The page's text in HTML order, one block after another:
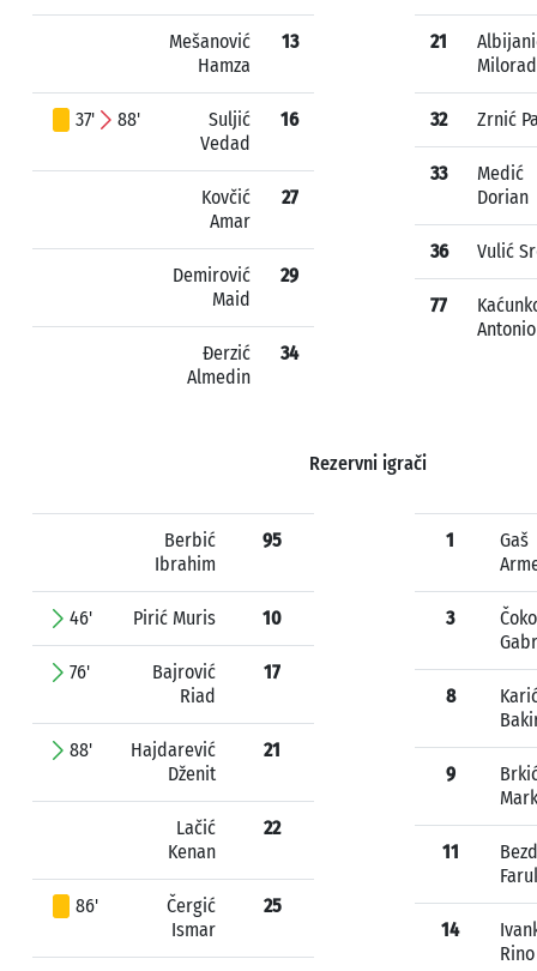
Mešanović
Hamza
13
37' 88'
Suljić
Vedad
16
Kovčić
Amar
27
Demirović
Maid
29
Đerzić
Almedin
34
21
Milorad
32 Zrnić
33
Medić
Dorian
36 Vulić
77
Antonio
Rezervni igrači
Berbić
Ibrahim
95
46' Pirić Muris 10
76'
Bajrović
Riad
17
88'
Hajdarević
Dženit
21
Lačić
Kenan
22
86'
Čergić
Ismar
25
1
Gaš
3
Čoko
8
9
11
14
Rino